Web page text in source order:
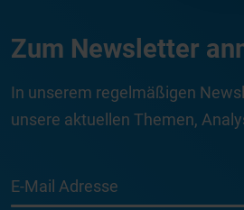
Zum Newsletter
In unserem regelmäßigen
unsere aktuellen Themen,
E-Mail Adresse